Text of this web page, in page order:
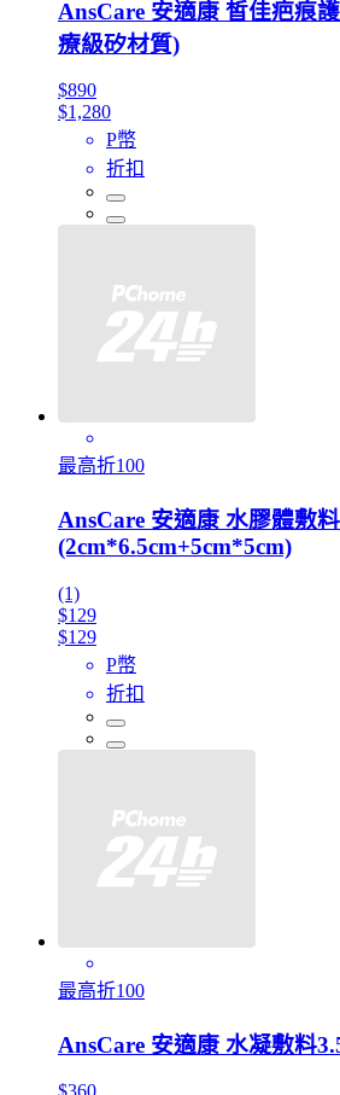
AnsCare 安適康 皙佳疤痕
療級矽材質)
$890
$1,280
P幣
折扣
最高折100
AnsCare 安適康 水膠體敷
(2cm*6.5cm+5cm*5cm)
(1)
$129
$129
P幣
折扣
最高折100
AnsCare 安適康 水凝敷料